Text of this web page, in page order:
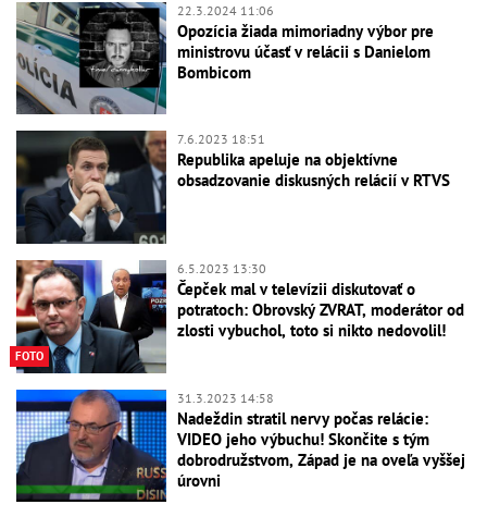
22.3.2024 11:06
Opozícia žiada mimoriadny výbor pre
ministrovu účasť v relácii s Danielom
Bombicom
7.6.2023 18:51
Republika apeluje na objektívne
obsadzovanie diskusných relácií v RTVS
FOTO
6.5.2023 13:30
Čepček mal v televízii diskutovať o
potratoch: Obrovský ZVRAT, moderátor od
zlosti vybuchol, toto si nikto nedovolil!
31.3.2023 14:58
Nadeždin stratil nervy počas relácie:
VIDEO jeho výbuchu! Skončite s tým
dobrodružstvom, Západ je na oveľa vyššej
úrovni